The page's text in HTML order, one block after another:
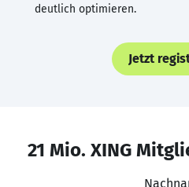
deutlich optimieren.
Jetzt
21 Mio. XING